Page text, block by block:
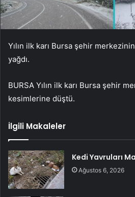
Yılın ilk karı Bursa şehir
yağdı.
BURSA Yılın ilk karı Bursa şehir
kesimlerine düştü.
İlgili Makaleler
Kedi Yavruları
Ağustos 6, 2026